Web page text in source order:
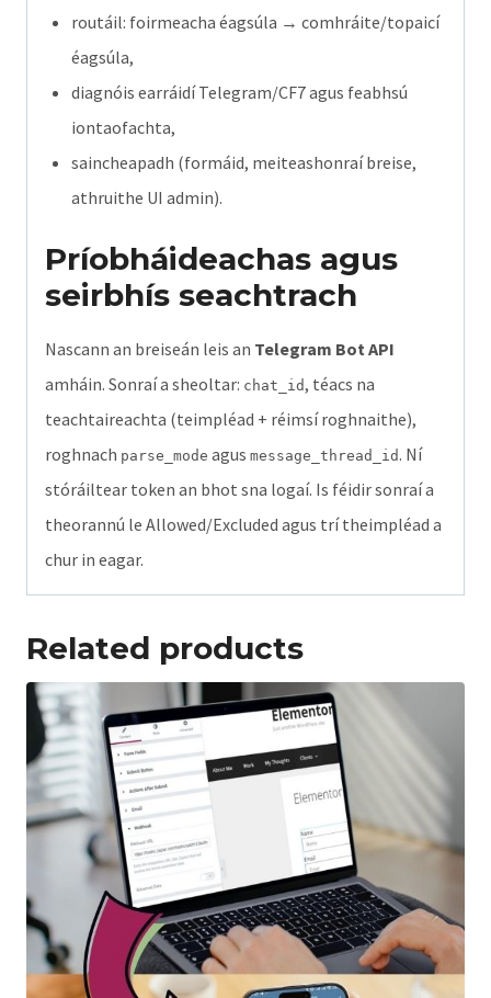
routáil: foirmeacha éagsúla → comhráite/topaicí
éagsúla,
diagnóis earráidí Telegram/CF7 agus feabhsú
iontaofachta,
saincheapadh (formáid, meiteashonraí breise,
athruithe UI admin).
Príobháideachas agus
seirbhís seachtrach
Nascann an breiseán leis an Telegram Bot API
amháin. Sonraí a sheoltar: chat_id, téacs na
teachtaireachta (teimpléad + réimsí roghnaithe),
roghnach parse_mode agus message_thread_id . Ní
stóráiltear token an bhot sna logaí. Is féidir sonraí a
theorannú le Allowed/Excluded agus trí theimpléad a
chur in eagar.
Related products